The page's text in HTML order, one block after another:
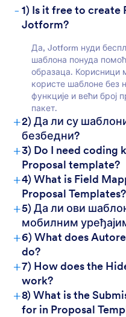
- 1) Is it free to create
Jotform?
Да, Jotform нуди
шаблона понуда
образаца. Корисници
користе шаблоне без
функције и већи број
пакет.
+2) Да ли су
безбедни?
+3) Do I need coding
Proposal template?
+4) What is Field
Proposal Templates?
+5) Да ли ови
мобилним
+6) What does
do?
+7) How does the
work?
+8) What is the
for in Proposal